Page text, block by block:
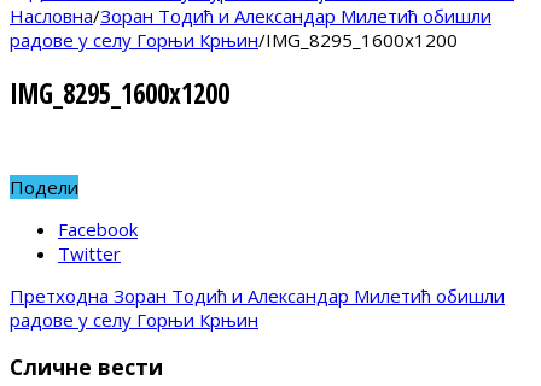
Насловна/Зоран Тодић и Александар Милетић обишли
радове у селу Горњи Крњин/IMG_8295_1600x1200
IMG_8295_1600x1200
Подели
Facebook
Twitter
Претходна Зоран Тодић и Александар Милетић обишли
радове у селу Горњи Крњин
Сличне вести